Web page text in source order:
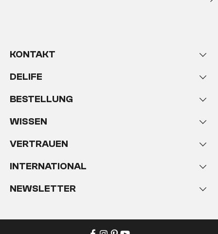
KONTAKT
DELIFE
BESTELLUNG
WISSEN
VERTRAUEN
INTERNATIONAL
NEWSLETTER